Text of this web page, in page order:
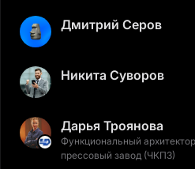
Дмитрий Серов
Никита Суворов
Дарья Троянова
Функциональный
прессовый завод (ЧКПЗ)